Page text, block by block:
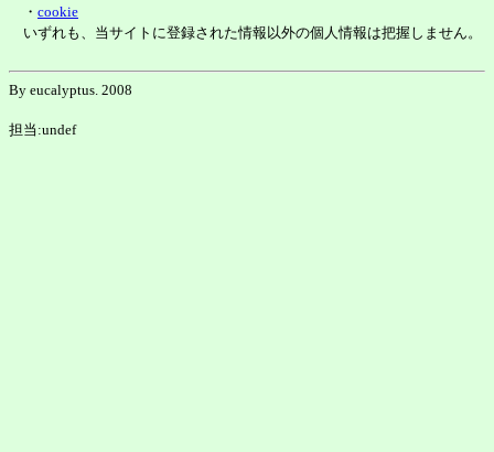
・ cookie
いずれも、当サイトに登録された情報以外の個人情報は把握しません。
By eucalyptus. 2008
担当:undef